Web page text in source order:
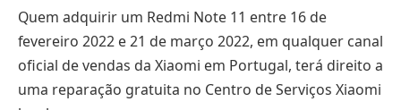
Quem adquirir um Redmi Note 11 entre 16 de
fevereiro 2022 e 21 de março 2022, em qualquer canal
oficial de vendas da Xiaomi em Portugal, terá direito a
uma reparação gratuita no Centro de Serviços Xiaomi